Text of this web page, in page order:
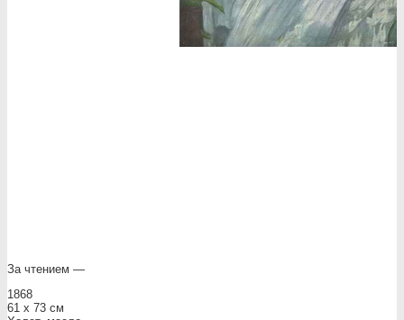
За чтением —
1868
61 x 73 см